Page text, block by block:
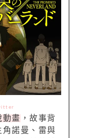
動畫 ，故事背
諾曼、雷與